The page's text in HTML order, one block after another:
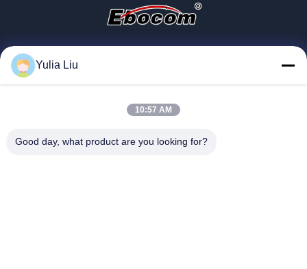
家へ わたしたち に つい て
©2024-2026 Shandong Yibo Optronics Technology Co., Ltd.. 権利がある 予
プライバシーポリシー
Yulia Liu
10:57 AM
Good day, what product are you looking for?